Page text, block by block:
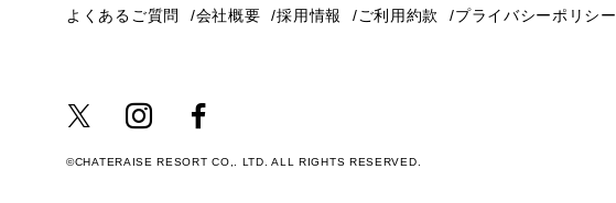
よくあるご質問 会社概要 採用情報 ご利用約款 プライバシーポリシー
©CHATERAISE RESORT CO,. LTD. ALL RIGHTS RESERVED.